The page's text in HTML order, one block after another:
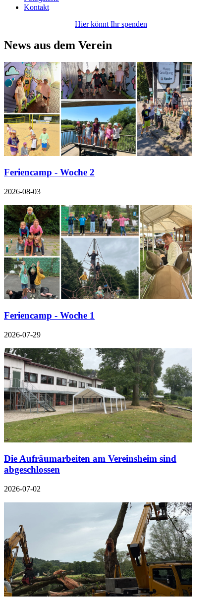
Kontakt
Hier könnt Ihr spenden
News aus dem Verein
Feriencamp - Woche 2
2026-08-03
Feriencamp - Woche 1
2026-07-29
Die Aufräumarbeiten am Vereinsheim sind
abgeschlossen
2026-07-02